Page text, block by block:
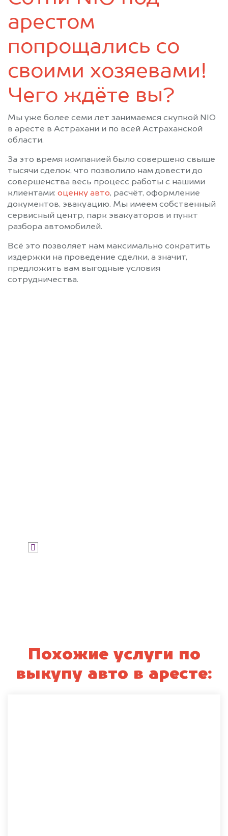
арестом
попрощались со
своими хозяевами!
Чего ждёте вы?
Мы уже более семи лет занимаемся скупкой NIO
в аресте в Астрахани и по всей Астраханской
области.
За это время компанией было совершено свыше
тысячи сделок, что позволило нам довести до
совершенства весь процесс работы с нашими
клиентами: оценку авто, расчёт, оформление
документов, эвакуацию. Мы имеем собственный
сервисный центр, парк эвакуаторов и пункт
разбора автомобилей.
Всё это позволяет нам максимально сократить
издержки на проведение сделки, а значит,
предложить вам выгодные условия
сотрудничества.
Похожие услуги по
выкупу авто в аресте: